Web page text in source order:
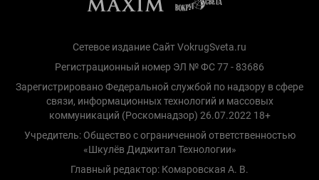
Сетевое издание Сайт VokrugSveta.ru
Регистрационный номер ЭЛ № ФС 77 - 83686
Зарегистрировано Федеральной службой по надзору в сфере
связи, информационных технологий и массовых
коммуникаций (Роскомнадзор) 26.07.2022 18+
Учредитель: Общество с ограниченной ответственностью
«Шкулёв Диджитал Технологии»
Главный редактор: Комаровская А. В.